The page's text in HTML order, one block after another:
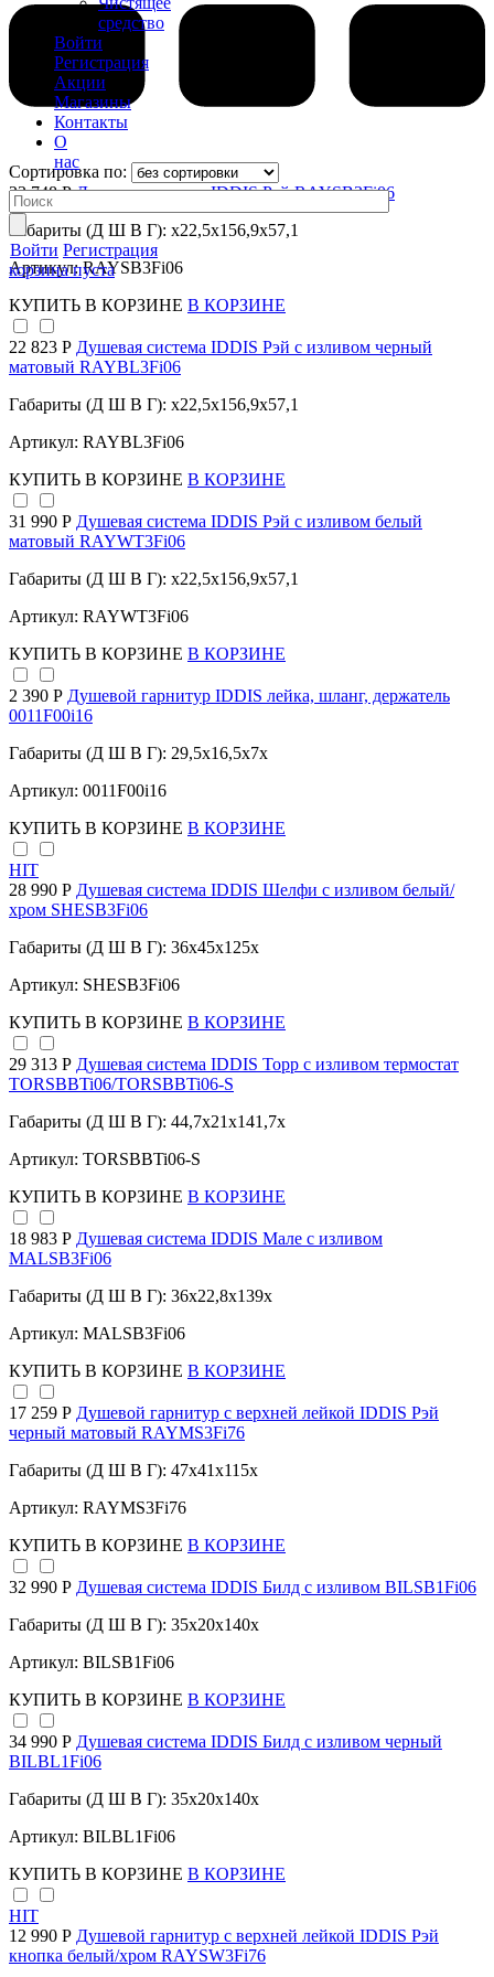
средство
Войти
Регистрация
Акции
Магазины
Контакты
О
нас
Войти Регистрация
корзина пуста
Сортировка по:
23 748 РДушевая система IDDIS Рэй RAYSB3Fi06
Габариты (Д Ш В Г): x22,5x156,9x57,1
Артикул: RAYSB3Fi06
КУПИТЬ В КОРЗИНЕ В КОРЗИНЕ
22 823 Р Душевая система IDDIS Рэй с изливом черный
матовый RAYBL3Fi06
Габариты (Д Ш В Г): x22,5x156,9x57,1
Артикул: RAYBL3Fi06
КУПИТЬ В КОРЗИНЕ В КОРЗИНЕ
31 990 Р Душевая система IDDIS Рэй с изливом белый
матовый RAYWT3Fi06
Габариты (Д Ш В Г): x22,5x156,9x57,1
Артикул: RAYWT3Fi06
КУПИТЬ В КОРЗИНЕ В КОРЗИНЕ
2 390 Р Душевой гарнитур IDDIS лейка, шланг, держатель
0011F00i16
Габариты (Д Ш В Г): 29,5x16,5x7x
Артикул: 0011F00i16
КУПИТЬ В КОРЗИНЕ В КОРЗИНЕ
HIT
28 990 Р Душевая система IDDIS Шелфи с изливом белый/
хром SHESB3Fi06
Габариты (Д Ш В Г): 36x45x125x
Артикул: SHESB3Fi06
КУПИТЬ В КОРЗИНЕ В КОРЗИНЕ
29 313 Р Душевая система IDDIS Торр с изливом термостат
TORSBBTi06/TORSBBTi06-S
Габариты (Д Ш В Г): 44,7x21x141,7x
Артикул: TORSBBTi06-S
КУПИТЬ В КОРЗИНЕ В КОРЗИНЕ
18 983 Р Душевая система IDDIS Мале с изливом
MALSB3Fi06
Габариты (Д Ш В Г): 36x22,8x139x
Артикул: MALSB3Fi06
КУПИТЬ В КОРЗИНЕ В КОРЗИНЕ
17 259 Р Душевой гарнитур с верхней лейкой IDDIS Рэй
черный матовый RAYMS3Fi76
Габариты (Д Ш В Г): 47x41x115x
Артикул: RAYMS3Fi76
КУПИТЬ В КОРЗИНЕ В КОРЗИНЕ
32 990 Р Душевая система IDDIS Билд с изливом BILSB1Fi06
Габариты (Д Ш В Г): 35x20x140x
Артикул: BILSB1Fi06
КУПИТЬ В КОРЗИНЕ В КОРЗИНЕ
34 990 Р Душевая система IDDIS Билд с изливом черный
BILBL1Fi06
Габариты (Д Ш В Г): 35x20x140x
Артикул: BILBL1Fi06
КУПИТЬ В КОРЗИНЕ В КОРЗИНЕ
HIT
12 990 Р Душевой гарнитур с верхней лейкой IDDIS Рэй
кнопка белый/хром RAYSW3Fi76